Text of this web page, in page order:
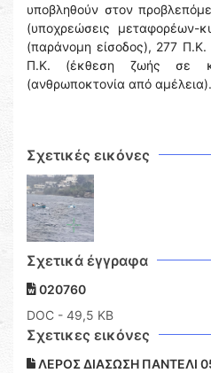
υποβληθούν στον
(υποχρεώσεις
(παράνομη είσοδος), 277
Π.Κ. (έκθεση ζωής σε
(ανθρωποκτονία από αμέλεια).
Σχετικές εικόνες
Σχετικά έγγραφα
020760
DOC - 49,5 KB
Σχετικες εικόνες
ΛΕΡΟΣ ΔΙΑΣΩΣΗ ΠΑΝΤΕΛΙ